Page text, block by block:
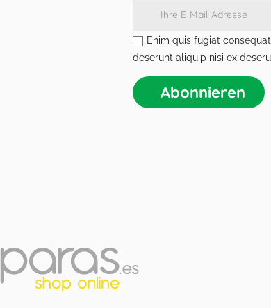
Enim quis fugiat
deserunt aliquip nisi ex